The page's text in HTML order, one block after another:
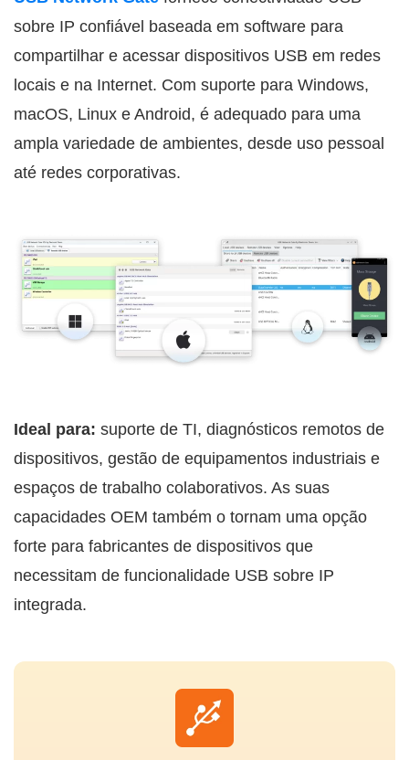
sobre IP confiável baseada em software para
compartilhar e acessar dispositivos USB em redes
locais e na Internet. Com suporte para Windows,
macOS, Linux e Android, é adequado para uma
ampla variedade de ambientes, desde uso pessoal
até redes corporativas.
Ideal para: suporte de TI, diagnósticos remotos de
dispositivos, gestão de equipamentos industriais e
espaços de trabalho colaborativos. As suas
capacidades OEM também o tornam uma opção
forte para fabricantes de dispositivos que
necessitam de funcionalidade USB sobre IP
integrada.